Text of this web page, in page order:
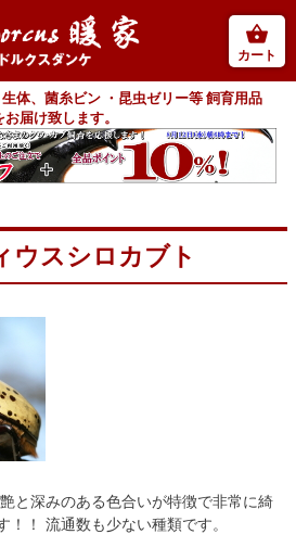
カート
体、菌糸ビン ・昆虫ゼリー等 飼育用品
届け致します。
ウスシロカブト
と深みのある色合いが特徴で非常に綺
！！ 流通数も少ない種類です。